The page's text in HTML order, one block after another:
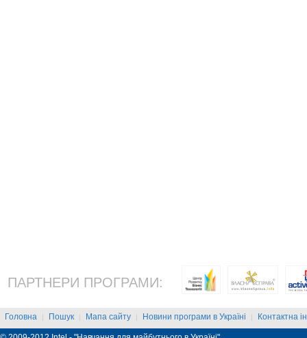
ПАРТНЕРИ ПРОГРАМИ:
Головна | Пошук | Мапа сайту | Новини програми в Україні | Контактна